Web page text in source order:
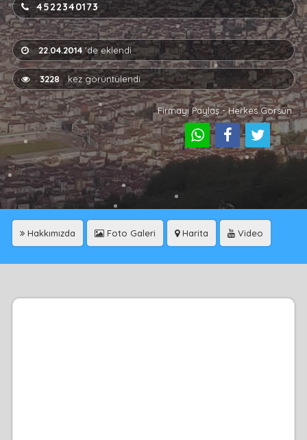
4522340173
22.04.2014'de eklendi
3228 kez görüntülendi
Firmayı Paylaş - Herkes Görsün
Hakkımızda Foto Galeri Harita Video